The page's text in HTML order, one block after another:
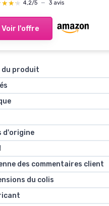
4,2/5 — 3 avis
Voir l'offre
du produit
d'origine
des commentaires client
du colis